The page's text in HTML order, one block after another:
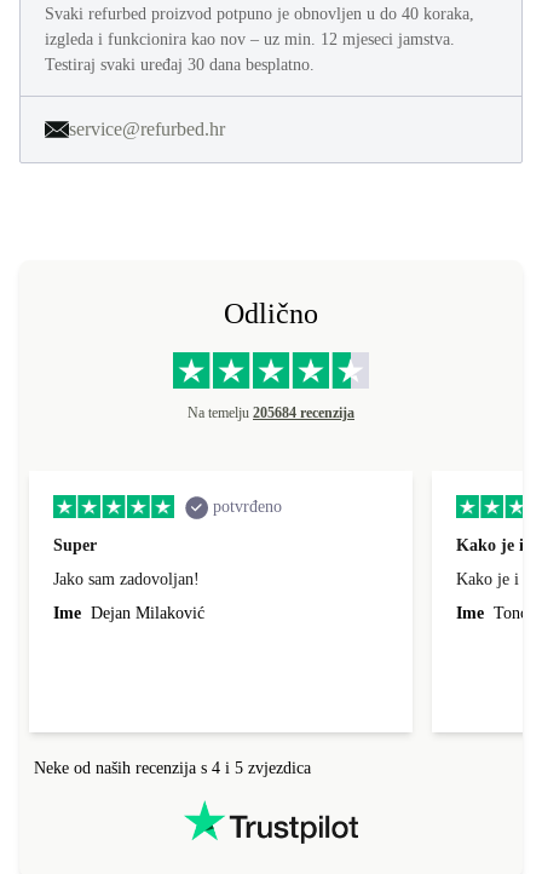
Svaki refurbed proizvod potpuno je obnovljen u do 40 koraka,
izgleda i funkcionira kao nov – uz min. 12 mjeseci jamstva.
Testiraj svaki uređaj 30 dana besplatno.
service@refurbed.hr
Odlično
Na temelju 205684 recenzija
potvrđeno
Super
Jako sam zadovoljan!
Ime Dejan Milaković
Kako je i
Kako je i
Ime Tonci
Neke od naših recenzija s 4 i 5 zvjezdica